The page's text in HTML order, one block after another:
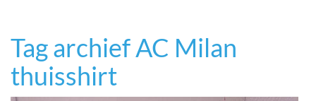
Tag archief AC Milan
thuisshirt